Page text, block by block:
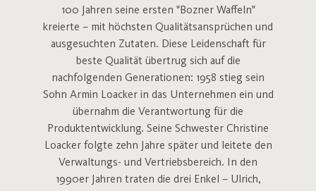
100 Jahren seine ersten "Bozner Waffeln"
kreierte – mit höchsten Qualitätsansprüchen und
ausgesuchten Zutaten. Diese Leidenschaft für
beste Qualität übertrug sich auf die
nachfolgenden Generationen: 1958 stieg sein
Sohn Armin Loacker in das Unternehmen ein und
übernahm die Verantwortung für die
Produktentwicklung. Seine Schwester Christine
Loacker folgte zehn Jahre später und leitete den
Verwaltungs- und Vertriebsbereich. In den
1990er Jahren traten die drei Enkel – Ulrich,